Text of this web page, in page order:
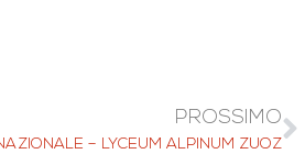
PROSSIMO
– LYCEUM ALPINUM ZUOZ